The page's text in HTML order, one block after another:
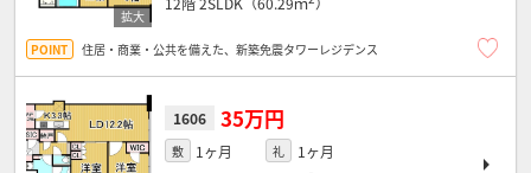
住居・商業・公共を備えた、新築免震タワーレジデンス
1606 35万円
敷 1ヶ月 礼
1ヶ月